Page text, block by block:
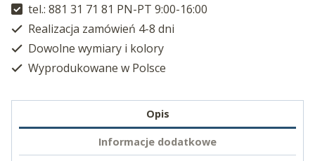
tel.: 881 31 71 81 PN-PT 9:00-16:00
Realizacja zamówień 4-8 dni
Dowolne wymiary i kolory
Wyprodukowane w Polsce
Opis
Informacje dodatkowe